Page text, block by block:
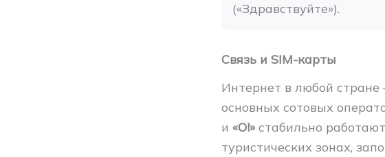
(«Здравствуйте»).
Связь и SIM-карты
Интернет в любой стране
основных сотовых
и «O!»стабильно
туристических зонах,